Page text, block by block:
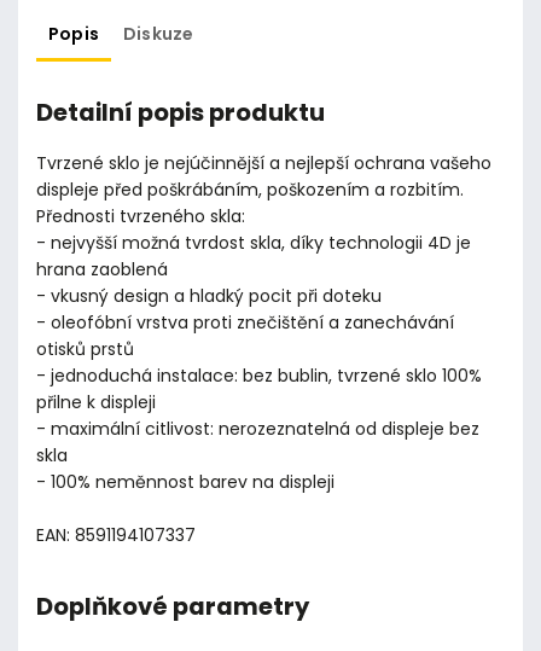
Popis Diskuze
Detailní popis produktu
Tvrzené sklo je nejúčinnější a nejlepší ochrana vašeho
displeje před poškrábáním, poškozením a rozbitím.
Přednosti tvrzeného skla:
- nejvyšší možná tvrdost skla, díky technologii 4D je
hrana zaoblená
- vkusný design a hladký pocit při doteku
- oleofóbní vrstva proti znečištění a zanechávání
otisků prstů
- jednoduchá instalace: bez bublin, tvrzené sklo 100%
přilne k displeji
- maximální citlivost: nerozeznatelná od displeje bez
skla
- 100% neměnnost barev na displeji
EAN: 8591194107337
Doplňkové parametry